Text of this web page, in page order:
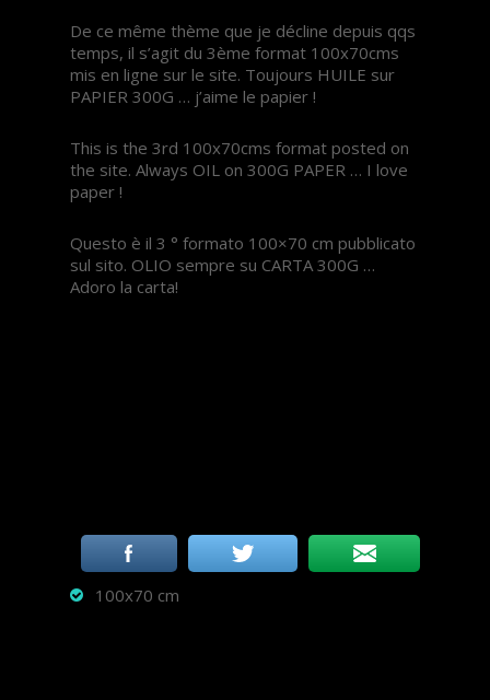
De ce même thème que je décline depuis qqs
temps, il s’agit du 3ème format 100x70cms
mis en ligne sur le site. Toujours HUILE sur
PAPIER 300G … j’aime le papier !
This is the 3rd 100x70cms format posted on
the site. Always OIL on 300G PAPER … I love
paper !
Questo è il 3 ° formato 100×70 cm pubblicato
sul sito. OLIO sempre su CARTA 300G …
Adoro la carta!
100x70 cm